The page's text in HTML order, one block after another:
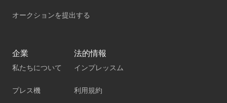
オークションを提出する
企業
私たちについて
プレス機
法的情報
インプレッスム
利用規約